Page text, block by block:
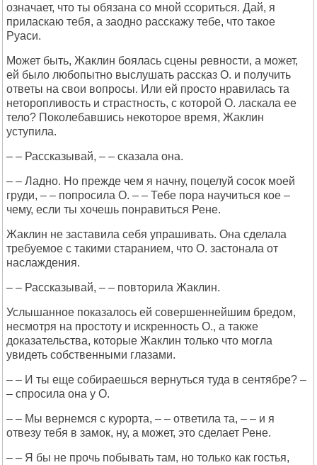
означает, что ты обязана со мной ссориться. Дай, я
приласкаю тебя, а заодно расскажу тебе, что такое
Руаси.
Может быть, Жаклин боялась сцены ревности, а может,
ей было любопытно выслушать рассказ О. и получить
ответы на свои вопросы. Или ей просто нравилась та
неторопливость и страстность, с которой О. ласкала ее
тело? Поколебавшись некоторое время, Жаклин
уступила.
– – Рассказывай, – – сказала она.
– – Ладно. Но прежде чем я начну, поцелуй сосок моей
груди, – – попросила О. – – Тебе пора научиться кое –
чему, если ты хочешь понравиться Рене.
Жаклин не заставила себя упрашивать. Она сделала
требуемое с такими старанием, что О. застонала от
наслаждения.
– – Рассказывай, – – повторила Жаклин.
Услышанное показалось ей совершеннейшим бредом,
несмотря на простоту и искренность О., а также
доказательства, которые Жаклин только что могла
увидеть собственными глазами.
– – И ты еще собираешься вернуться туда в сентябре? –
– спросила она у О.
– – Мы вернемся с курорта, – – ответила та, – – и я
отвезу тебя в замок, ну, а может, это сделает Рене.
– – Я бы не прочь побывать там, но только как гостья,